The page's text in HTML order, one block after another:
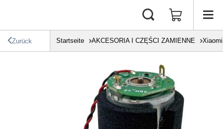
Zurück Startseite AKCESORIA I CZĘŚCI ZAMIENNE Xiaomi